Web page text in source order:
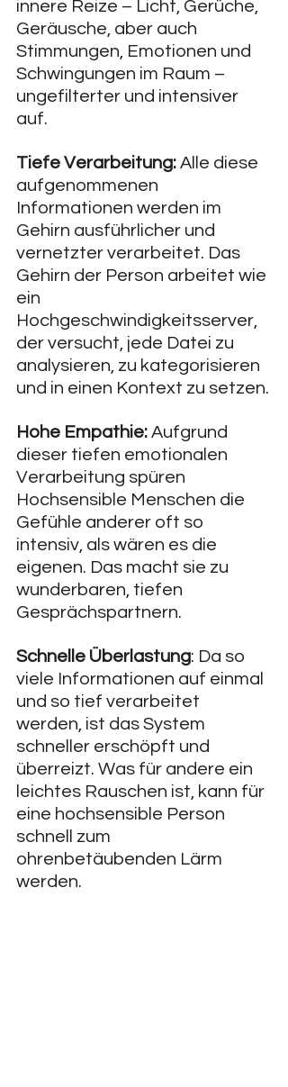
innere Reize – Licht, Gerüche,
Geräusche, aber auch
Stimmungen, Emotionen und
Schwingungen im Raum –
ungefilterter und intensiver
auf.
Tiefe Verarbeitung: Alle diese
aufgenommenen
Informationen werden im
Gehirn ausführlicher und
vernetzter verarbeitet. Das
Gehirn der Person arbeitet wie
ein
Hochgeschwindigkeitsserver,
der versucht, jede Datei zu
analysieren, zu kategorisieren
und in einen Kontext zu setzen.
Hohe Empathie: Aufgrund
dieser tiefen emotionalen
Verarbeitung spüren
Hochsensible Menschen die
Gefühle anderer oft so
intensiv, als wären es die
eigenen. Das macht sie zu
wunderbaren, tiefen
Gesprächspartnern.
Schnelle Überlastung: Da so
viele Informationen auf einmal
und so tief verarbeitet
werden, ist das System
schneller erschöpft und
überreizt. Was für andere ein
leichtes Rauschen ist, kann für
eine hochsensible Person
schnell zum
ohrenbetäubenden Lärm
werden.